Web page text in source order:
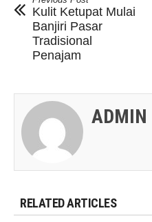
Kulit Ketupat Mulai
Banjiri Pasar
Tradisional
Penajam
ADMIN
RELATED ARTICLES